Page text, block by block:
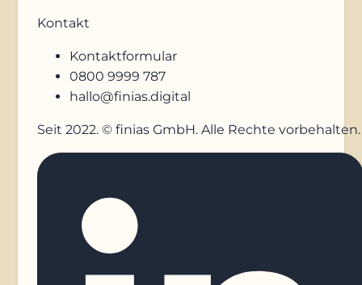
Kontakt
Kontaktformular
0800 9999 787
hallo@finias.digital
Seit 2022. © finias GmbH. Alle Rechte vorbehalten.